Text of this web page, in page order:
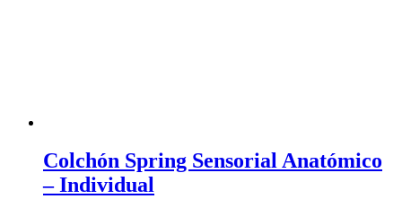
Colchón Spring Sensorial Anatómico
– Individual